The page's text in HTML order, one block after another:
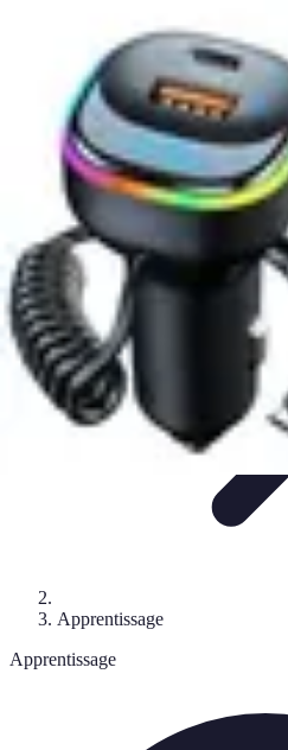
Règles et BasesRègles de Base
TechniquesRègles Avancées
Règles Jeux Dames
Apprentissage
Apprentissage